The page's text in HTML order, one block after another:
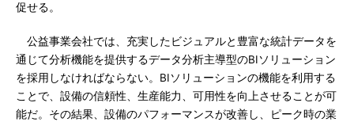
促せる。
公益事業会社では、充実したビジュアルと豊富な統計データを
通じて分析機能を提供するデータ分析主導型のBIソリューション
を採用しなければならない。BIソリューションの機能を利用する
ことで、設備の信頼性、生産能力、可用性を向上させることが可
能だ。その結果、設備のパフォーマンスが改善し、ピーク時の業